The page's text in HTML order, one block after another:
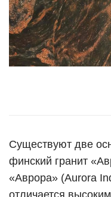
Существуют две
финский гранит
«Аврора» (Aurora